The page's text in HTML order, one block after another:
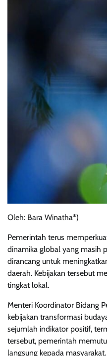
Oleh: Bara Winatha*)
Pemerintah terus
dinamika global yang masih
dirancang untuk
daerah. Kebijakan tersebut
tingkat lokal.
Menteri Koordinator Bidang
kebijakan transformasi
sejumlah indikator positif,
tersebut, pemerintah
langsung kepada masyarakat.